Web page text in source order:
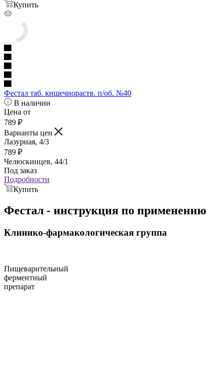
Купить
Фестал таб. кишечнораств. п/об. №40
В наличии
Цена от
789 ₽
Варианты цен
Лазурная, 4/3
789 ₽
Челюскинцев, 44/1
Под заказ
Подробности
Купить
Фестал - инструкция по применению
Клинико-фармакологическая группа
Пищеварительный
ферментный
препарат